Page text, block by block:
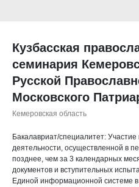
Кузбасская
семинария
Русской
Московского
Кемеровская область
Бакалавриат/специалитет:
деятельности, осуществленной в
позднее, чем за 3 календарных
документов и вступительных
Единой информационной системе